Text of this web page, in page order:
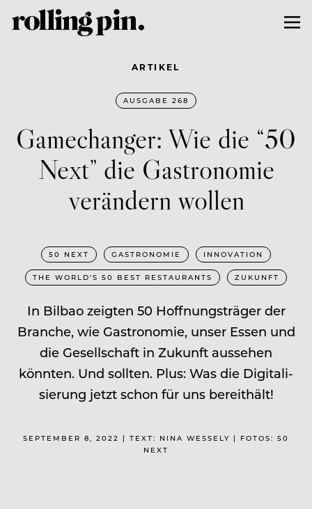
ARTIKEL
AUSGABE 268
Gamechanger: Wie die “50
Next” die Gastronomie
verändern wollen
50 NEXT GASTRONOMIE INNOVATION
THE WORLD'S 50 BEST RESTAURANTS ZUKUNFT
In Bilbao zeigten 50 Hoffnungsträger der
Branche, wie Gastronomie, unser Essen und
die Gesellschaft in ­Zukunft aussehen
könnten. Und sollten. Plus: Was die Digitali­
sierung jetzt schon für uns bereithält!
SEPTEMBER 8, 2022 | TEXT: NINA WESSELY | FOTOS: 50
NEXT